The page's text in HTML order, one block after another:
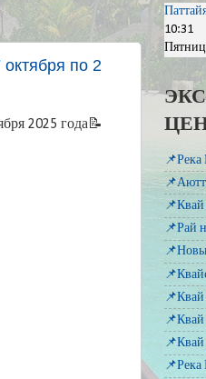
по 2
2025 года📝
10:31
📌Река
📌Рай
📌Квай
📌Река